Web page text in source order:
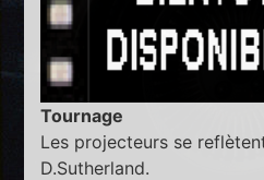
Tournage
Les projecteurs se
D.Sutherland.